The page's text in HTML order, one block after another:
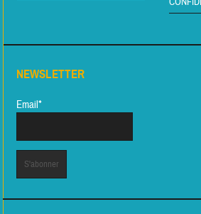
NEWSLETTER
Email*